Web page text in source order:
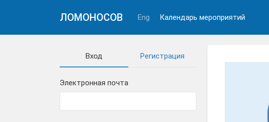
ЛОМОНОСОВ Eng Календарь мероприятий
Вход Регистрация
Электронная почта